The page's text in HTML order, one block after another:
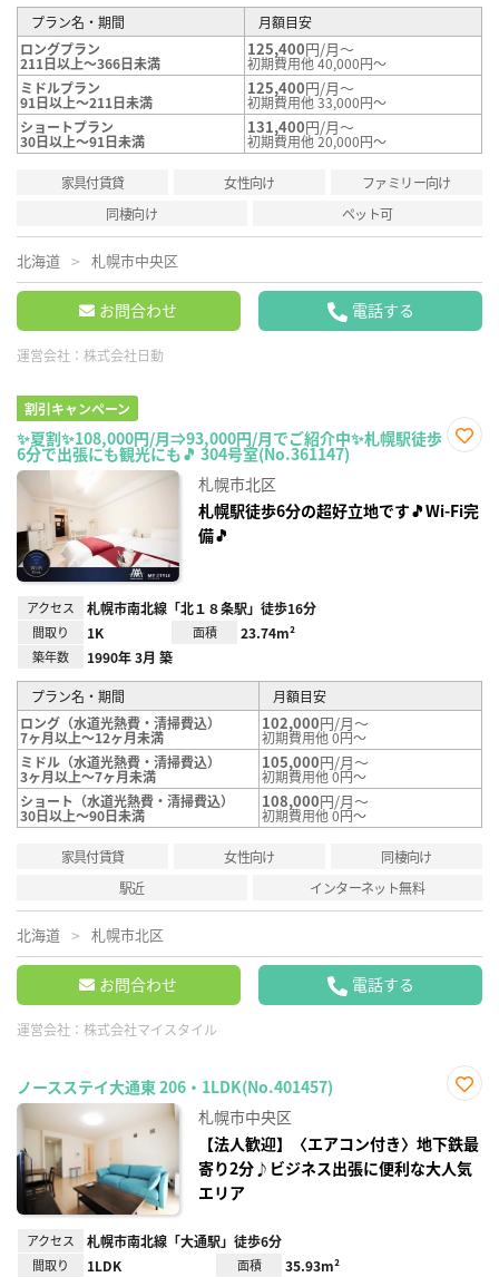
プラン名・期間
月額目安
ロングプラン
211日以上～366日未満
125,400円/月～
初期費用他 40,000円～
ミドルプラン
91日以上～211日未満
125,400円/月～
初期費用他 33,000円～
ショートプラン
30日以上～91日未満
131,400円/月～
初期費用他 20,000円～
家具付賃貸 女性向け
ファミリー向け
同棲向け
ペット可
北海道 札幌市中央区
お問合わせ 電話する
運営会社： 株式会社日動
割引キャンペーン
✨夏割✨108,000円/月⇒93,000円/月でご紹介中✨札幌駅徒歩
6分で出張にも観光にも🎵 304号室(No.361147)
録
札幌市北区
札幌駅徒歩6分の超好立地です🎵Wi-Fi完
備🎵
アクセス 札幌市南北線「北１８条駅」徒歩16分
間取り 1K 面積 23.74m²
築年数 1990年 3月 築
プラン名・期間
月額目安
ロング（水道光熱費・清掃費込）
7ヶ月以上～12ヶ月未満
102,000円/月～
初期費用他 0円～
ミドル（水道光熱費・清掃費込）
3ヶ月以上～7ヶ月未満
105,000円/月～
初期費用他 0円～
ショート（水道光熱費・清掃費込）
30日以上～90日未満
108,000円/月～
初期費用他 0円～
家具付賃貸 女性向け
同棲向け
駅近
インターネット無料
北海道 札幌市北区
お問合わせ 電話する
運営会社： 株式会社マイスタイル
ノースステイ大通東 206・1LDK(No.401457)
り登
録
札幌市中央区
【法人歓迎】〈エアコン付き〉地下鉄最
寄り2分♪ビジネス出張に便利な大人気
エリア
アクセス 札幌市南北線「大通駅」徒歩6分
間取り 1LDK 面積 35.93m²